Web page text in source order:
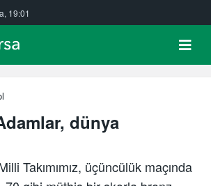
19:01
dünya
Takımımız, üçüncülük maçında